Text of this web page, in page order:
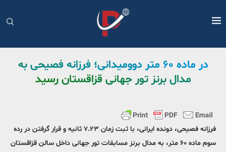
در ماده ۶۰ متر دوومیدانی؛ فرزانه فصیحی به
مدال برنز تور جهانی قزاقستان رسید
فرزانه فصیحی، دونده ایرانی، با ثبت زمان ۷.۲۳ ثانیه و قرار گرفتن در رده
سوم ماده ۶۰ متر، به مدال برنز مسابقات تور جهانی داخل سالن قزاقستان